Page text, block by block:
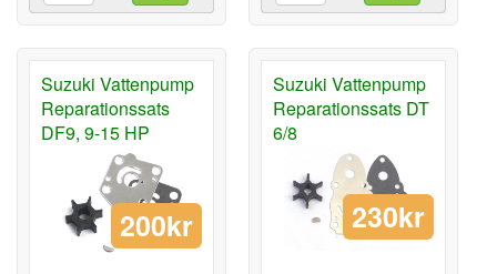
Suzuki Vattenpump
Reparationssats
DF9, 9-15 HP
200kr
Suzuki Vattenpump
Reparationssats DT
6/8
230kr